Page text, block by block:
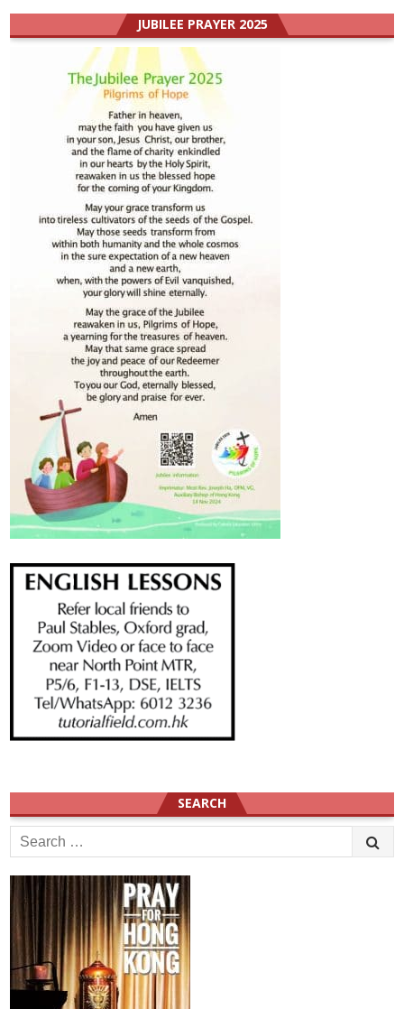
JUBILEE PRAYER 2025
SEARCH
Search
for: